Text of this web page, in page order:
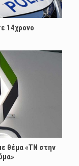
14χρονο
θέμα «ΤΝ στην